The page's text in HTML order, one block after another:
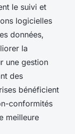
le suivi et
logicielles
données,
la
une gestion
des
bénéficient
conformités
meilleure